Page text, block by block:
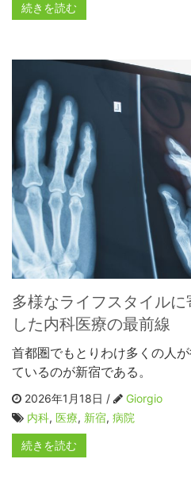
続きを読む
多様なライフスタイル
した内科医療の最前線
首都圏でもとりわけ多くの人
ているのが新宿である。
2026年1月18日 /
Giorgio
内科, 医療, 新宿, 病院
続きを読む